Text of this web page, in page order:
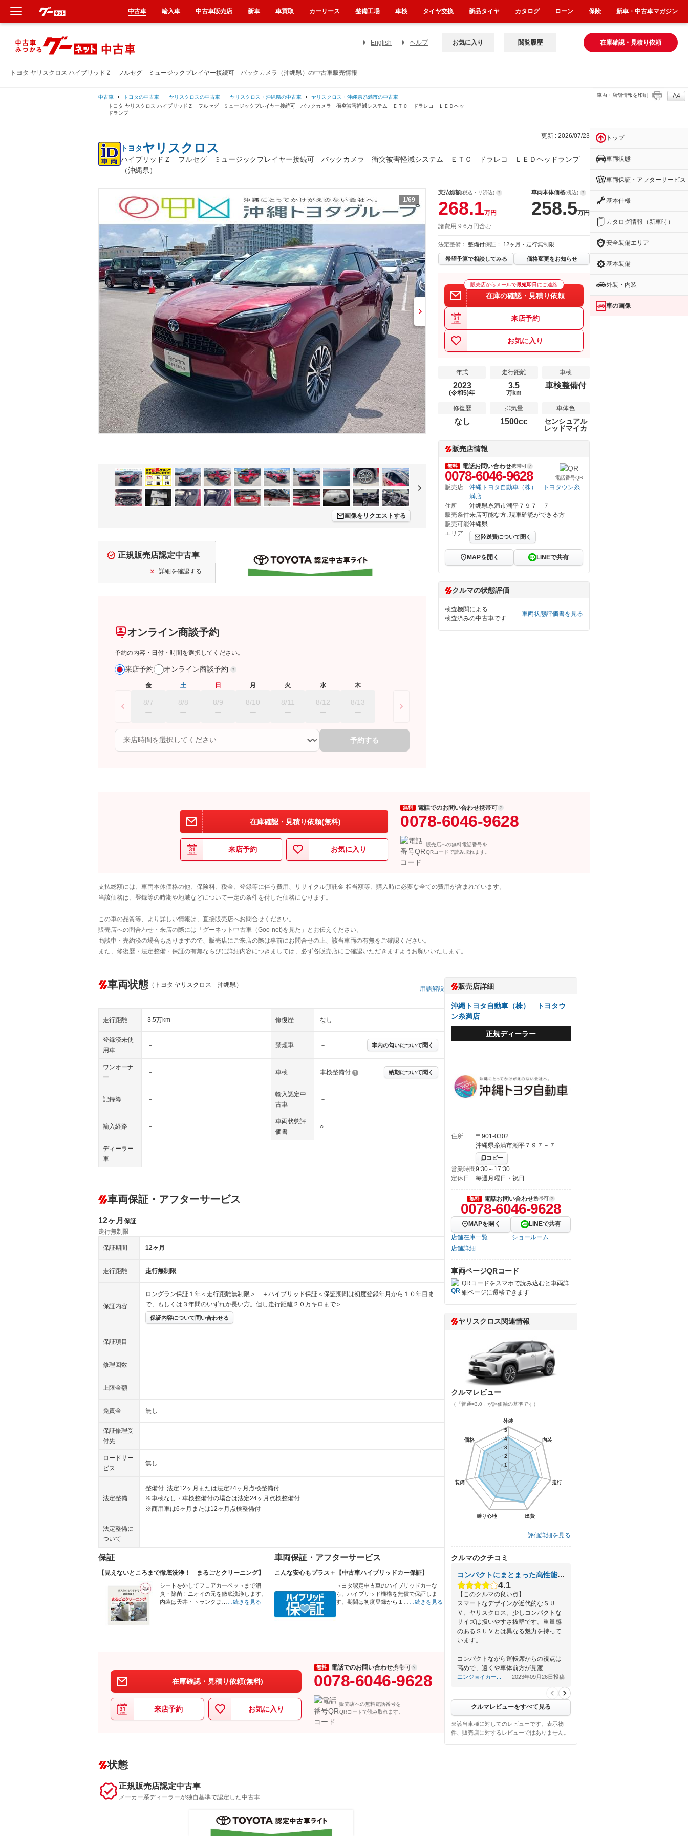
トヨタ ヤリスクロス ハイブリッドＺ フルセグ ミュージックプレイヤー接続可 バックカメラ（沖縄県）の中古車販売情報
English ヘルプ 在庫確認・見積り依頼
お気に入り 閲覧履歴
中古車 トヨタの中古車 ヤリスクロスの中古車 ヤリスクロス・沖縄県の中古車
ヤリスクロス・沖縄県糸満市の中古車
トヨタ ヤリスクロス ハイブリッドＺ フルセグ ミュージックプレイヤー接続可 バックカメラ 衝突被害軽減システム ＥＴＣ ドラレコ ＬＥＤヘッ
ドランプ
車両・店舗情報を印刷 A4
更新 : 2026/07/23
トヨタヤリスクロス
ハイブリッドＺ フルセグ ミュージックプレイヤー接続可 バックカメラ 衝突被害軽減システム ＥＴＣ ドラレコ ＬＥＤヘッドランプ
（沖縄県）
1/69
画像をリクエストする
正規販売店認定中古車
詳細を確認する
オンライン商談予約
予約の内容・日付・時間を選択してください。
来店予約 オンライン商談予約
金
8/7
土
8/8
日
8/9
月
8/10
火
8/11
水
8/12
木
8/13
予約する
支払総額(税込・リ済込)
268.1万円
車両本体価格(税込)
258.5万円
諸費用 9.6万円含む
法定整備： 整備付保証： 12ヶ月・走行無制限
希望予算で相談してみる 価格変更をお知らせ
販売店からメールで最短即日 にご連絡
在庫の確認・見積り依頼
来店予約
お気に入り
年式
2023
(令和5)年
走行距離
3.5
万km
車検
車検整備付
修復歴
なし
排気量
1500cc
車体色
センシュアル
レッドマイカ
販売店情報
無料 電話お問い合わせ携帯可
0078-6046-9628 電話番号QR
販売店
沖縄トヨタ自動車（株） トヨタウン糸
満店
住所
沖縄県糸満市潮平７９７－７
販売条件来店可能な方, 現車確認ができる方
販売可能
エリア
沖縄県
陸送費について聞く
MAPを開く LINEで共有
クルマの状態評価
検査機関による
検査済みの中古車です
車両状態評価書を見る
在庫確認・見積り依頼(無料)
来店予約 お気に入り
無料 電話でのお問い合わせ携帯可
0078-6046-9628
販売店への無料電話番号を
QRコードで読み取れます。
支払総額には、車両本体価格の他、保険料、税金、登録等に伴う費用、リサイクル預託金 相当額等、購入時に必要な全ての費用が含まれています。
当該価格は、登録等の時期や地域などについて一定の条件を付した価格になります。
この車の品質等、より詳しい情報は、直接販売店へお問合せください。
販売店への問合わせ・来店の際には「グーネット中古車（Goo-net)を見た」とお伝えください。
商談中・売約済の場合もありますので、販売店にご来店の際は事前にお問合せの上、該当車両の有無をご確認ください。
また、修復歴・法定整備・保証の有無ならびに詳細内容につきましては、必ず各販売店にご確認いただきますようお願いいたします。
車両状態 （トヨタ ヤリスクロス 沖縄県）
用語解説
走行距離 3.5万km 修復歴 なし
登録済未使
用車
－ 禁煙車 － 車内の匂いについて聞く
ワンオーナ
ー
－ 車検 車検整備付 納期について聞く
記録簿 －
輸入認定中
古車
－
輸入経路 －
車両状態評
価書
○
ディーラー
車
－
車両保証・アフターサービス
12ヶ月 保証
走行無制限
保証期間 12ヶ月
走行距離 走行無制限
保証内容
ロングラン保証１年＜走行距離無制限＞ ＋ハイブリッド保証＜保証期間は初度登録年月から１０年目ま
で、もしくは３年間のいずれか長い方。但し走行距離２０万キロまで＞
保証内容について問い合わせる
保証項目 －
修理回数 －
上限金額 －
免責金 無し
保証修理受
付先
－
ロードサー
ビス
無し
法定整備
整備付 法定12ヶ月または法定24ヶ月点検整備付
※車検なし・車検整備付の場合は法定24ヶ月点検整備付
※商用車は6ヶ月または12ヶ月点検整備付
法定整備に
ついて
－
保証
【見えないところまで徹底洗浄！ まるごとクリーニング】
シートを外してフロアカーペットまで消
臭・除菌！ニオイの元を徹底洗浄します。
内装は天井・トランクま…
…続きを見る
車両保証・アフターサービス
こんな安心もプラス＋【中古車ハイブリッドカー保証】
トヨタ認定中古車のハイブリッドカーな
ら、ハイブリッド機構を無償で保証しま
す。期間は初度登録から１…
…続きを見る
在庫確認・見積り依頼(無料)
来店予約 お気に入り
無料 電話でのお問い合わせ携帯可
0078-6046-9628
販売店への無料電話番号を
QRコードで読み取れます。
状態
正規販売店認定中古車
メーカー系ディーラーが独自基準で認定した中古車
販売店詳細
沖縄トヨタ自動車（株） トヨタウ
ン糸満店
正規ディーラー
住所
〒901-0302
沖縄県糸満市潮平７９７－７
コピー
営業時間9:30～17:30
定休日
毎週月曜日・祝日
無料 電話お問い合わせ携帯可
0078-6046-9628
MAPを開く
LINEで共有
店舗在庫一覧
ショールーム
店舗詳細
車両ページQRコード
QRコードをスマホで読み込むと車両詳
細ページに遷移できます
ヤリスクロス関連情報
クルマレビュー
（「普通=3.0」が評価軸の基準です）
外装
内装
走行
燃費
乗り心地
装備
価格
1
2
3
4
5
外装
内装
走行
燃費
乗り心地
装備
価格
1
2
3
4
5
評価詳細を見る
クルマのクチコミ
コンパクトにまとまった高性能なＳＵＶです
4.1
【このクルマの良い点】
スマートなデザインが近代的なＳＵ
Ｖ、ヤリスクロス。少しコンパクトな
サイズは扱いやすさ抜群です。重量感
のあるＳＵＶとは異なる魅力を持って
います。
コンパクトながら運転席からの視点は
高めで、遠くや車体前方が見渡…
エンジョイカー... 2023年09月26日投稿
クルマレビューをすべて見る
※該当車種に対してのレビューです。表示物
件、販売店に対するレビューではありません。
トップ
車両状態
車両保証・アフターサービス
基本仕様
カタログ情報（新車時）
安全装備エリア
基本装備
外装・内装
車の画像
中古車 輸入車 中古車販売店 新車 車買取 カーリース 整備工場 車検 タイヤ交換 新品タイヤ カタログ ローン 保険 新車・中古車マガジン
新車
中古車